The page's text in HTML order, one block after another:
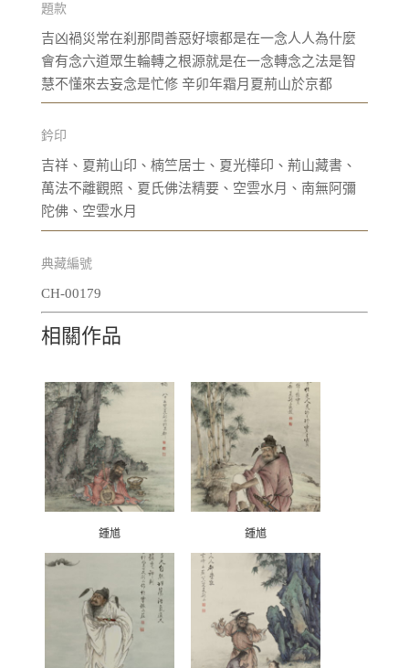
題款
吉凶禍災常在刹那間善惡好壞都是在一念人人為什麼
會有念六道眾生輪轉之根源就是在一念轉念之法是智
慧不懂來去妄念是忙修 辛卯年霜月夏荊山於京都
鈐印
吉祥、夏荊山印、楠竺居士、夏光樺印、荊山藏書、
萬法不離觀照、夏氏佛法精要、空雲水月、南無阿彌
陀佛、空雲水月
典藏編號
CH-00179
相關作品
鍾馗 鍾馗